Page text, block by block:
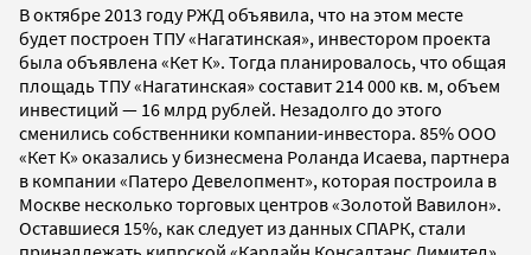
В октябре 2013 году РЖД объявила, что на этом месте
будет построен ТПУ «Нагатинская», инвестором проекта
была объявлена «Кет К». Тогда планировалось, что общая
площадь ТПУ «Нагатинская» составит 214 000 кв. м, объем
инвестиций — 16 млрд рублей. Незадолго до этого
сменились собственники компании-инвестора. 85% ООО
«Кет К» оказались у бизнесмена Роланда Исаева, партнера
в компании «Патеро Девелопмент», которая построила в
Москве несколько торговых центров «Золотой Вавилон».
Оставшиеся 15%, как следует из данных СПАРК, стали